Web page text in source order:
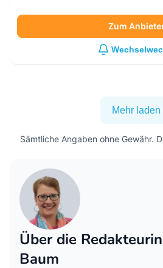
Zum
Mehr laden
Sämtliche Angaben ohne Gewähr.
Über die
Baum